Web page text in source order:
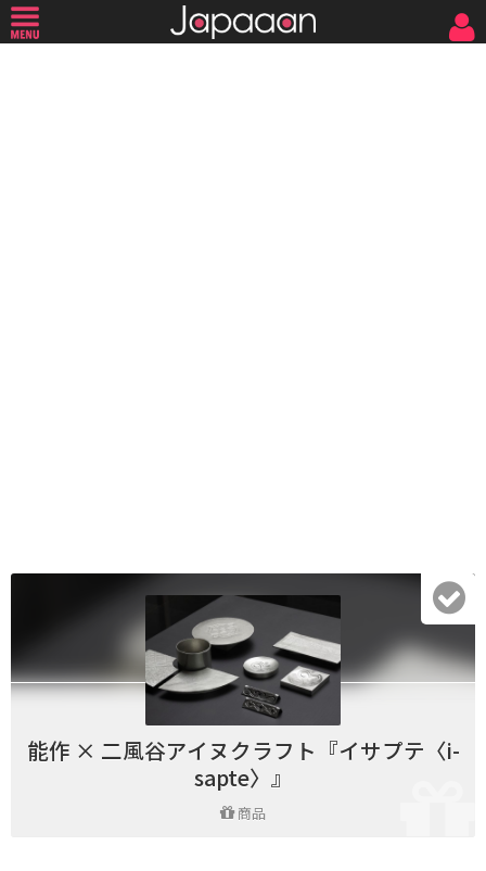
能作 × 二風谷アイヌクラフト『イサプテ〈i-
sapte〉』
商品